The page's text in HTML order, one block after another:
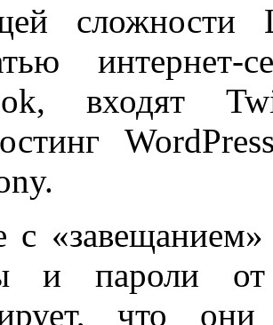
сложности
входят
с «завещанием»
и пароли
что